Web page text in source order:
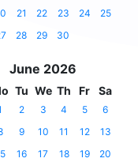
21 22 23 24
25
28 29 30
June 2026
Tu We Th Fr Sa
2 3 4 5
6
9 10 11 12
13
16 17 18 19
20